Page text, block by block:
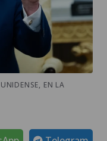
EN LA
Donald